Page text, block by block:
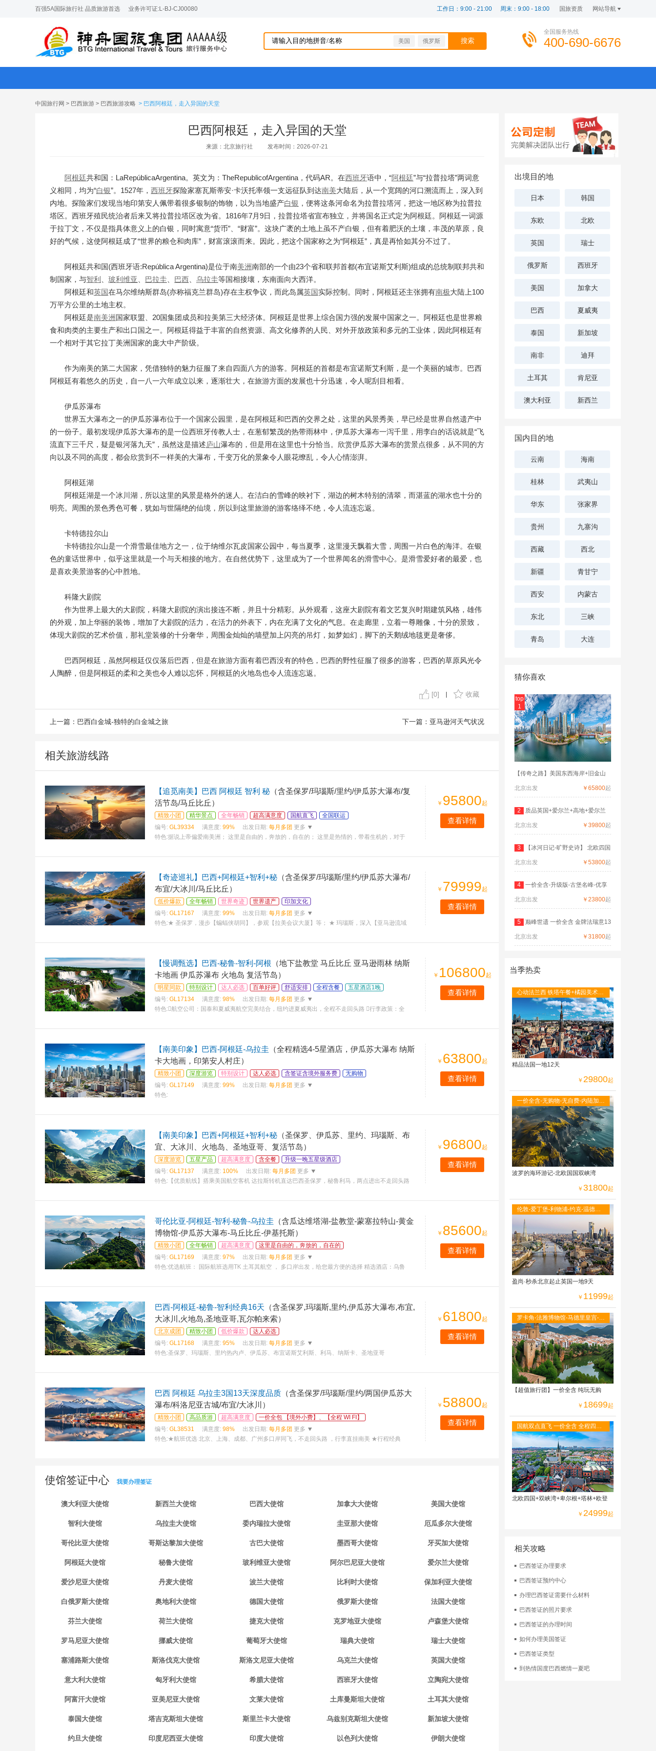
百强5A国际旅行社 品质旅游首选 业务许可证:L-BJ-CJ00080 网站导航
国旅资质
工作日：9:00 - 21:00 周末：9:00 - 18:00
美国 俄罗斯
全国服务热线
400-690-6676
中国旅行网 > 巴西旅游 > 巴西旅游攻略 > 巴西阿根廷，走入异国的天堂
巴西阿根廷，走入异国的天堂
来源：北京旅行社 发布时间：2026-07-21
阿根廷共和国：LaRepúblicaArgentina。英文为：TheRepublicofArgentina，代码AR。在西班牙语中，“阿根廷”与“拉普拉塔”两词意
义相同，均为“白银”。1527年， 西班牙探险家塞瓦斯蒂安·卡沃托率领一支远征队到达南美大陆后，从一个宽阔的河口溯流而上，深入到
内地。探险家们发现当地印第安人佩带着很多银制的饰物，以为当地盛产白银 ，便将这条河命名为拉普拉塔河，把这一地区称为拉普拉
塔区。西班牙殖民统治者后来又将拉普拉塔区改为省。1816年7月9日，拉普拉塔省宣布独立，并将国名正式定为阿根廷。阿根廷一词源
于拉丁文，不仅是指具体意义上的白银，同时寓意“货币”、“财富”。这块广袤的土地上虽不产白银，但有着肥沃的土壤，丰茂的草原，良
好的气候，这使阿根廷成了“世界的粮仓和肉库”，财富滚滚而来。因此，把这个国家称之为“阿根廷”，真是再恰如其分不过了。
阿根廷共和国(西班牙语:República Argentina)是位于南美洲南部的一个由23个省和联邦首都(布宜诺斯艾利斯)组成的总统制联邦共和
制国家，与智利 玻利维亚 巴拉圭 巴西 乌拉圭等国相接壤，东南面向大西洋。
阿根廷和英国在马尔维纳斯群岛(亦称福克兰群岛)存在主权争议，而此岛属英国实际控制。同时，阿根廷还主张拥有南极大陆上100
万平方公里的土地主权。
阿根廷是南美洲 国家联盟、20国集团成员和拉美第三大经济体。阿根廷是世界上综合国力强的发展中国家之一。阿根廷也是世界粮
食和肉类的主要生产和出口国之一。阿根廷得益于丰富的自然资源、高文化修养的人民、对外开放政策和多元的工业体，因此阿根廷有
一个相对于其它拉丁美洲国家的庞大中产阶级。
作为南美的第二大国家，凭借独特的魅力征服了来自四面八方的游客。阿根廷的首都是布宜诺斯艾利斯，是一个美丽的城市。巴西
阿根廷有着悠久的历史，自一八一六年成立以来，逐渐壮大，在旅游方面的发展也十分迅速，令人呢刮目相看。
伊瓜苏瀑布
世界五大瀑布之一的伊瓜苏瀑布位于一个国家公园里，是在阿根廷和巴西的交界之处，这里的风景秀美，早已经是世界自然遗产中
的一份子。最初发现伊瓜苏大瀑布的是一位西班牙传教人士，在葱郁繁茂的热带雨林中，伊瓜苏大瀑布一泻千里，用李白的话说就是“飞
流直下三千尺，疑是银河落九天”，虽然这是描述庐山瀑布的，但是用在这里也十分恰当。欣赏伊瓜苏大瀑布的赏景点很多，从不同的方
向以及不同的高度，都会欣赏到不一样美的大瀑布，千变万化的景象令人眼花缭乱，令人心情澎湃。
阿根廷湖
阿根廷湖是一个冰川湖，所以这里的风景是格外的迷人。在洁白的雪峰的映衬下，湖边的树木特别的清翠，而湛蓝的湖水也十分的
明亮。周围的景色秀色可餐，犹如与世隔绝的仙境，所以到这里旅游的游客络绎不绝，令人流连忘返。
卡特德拉尔山
卡特德拉尔山是一个滑雪最佳地方之一，位于纳维尔瓦皮国家公园中，每当夏季，这里漫天飘着大雪，周围一片白色的海洋。在银
色的童话世界中，似乎这里就是一个与天相接的地方。在自然优势下，这里成为了一个世界闻名的滑雪中心。是滑雪爱好者的最爱，也
是喜欢美景游客的心中胜地。
科隆大剧院
作为世界上最大的大剧院，科隆大剧院的演出接连不断，并且十分精彩。从外观看，这座大剧院有着文艺复兴时期建筑风格，雄伟
的外观，加上华丽的装饰，增加了大剧院的活力，在活力的外表下，内在充满了文化的气息。在走廊里，立着一尊雕像，十分的景致，
体现大剧院的艺术价值，那礼堂装修的十分奢华，周围金灿灿的墙壁加上闪亮的吊灯，如梦如幻，脚下的天鹅绒地毯更是奢侈。
巴西阿根廷，虽然阿根廷仅仅落后巴西，但是在旅游方面有着巴西没有的特色，巴西的野性征服了很多的游客，巴西的草原风光令
人陶醉，但是阿根廷的柔和之美也令人难以忘怀，阿根廷的火地岛也令人流连忘返。
[0] 收藏
上一篇： 巴西白金城-独特的白金城之旅 下一篇： 亚马逊河天气状况
相关旅游线路
【追觅南美】巴西 阿根廷 智利 秘 （含圣保罗/玛瑙斯/里约/伊瓜苏大瀑布/复
活节岛/马丘比丘）
精致小团 精华景点 全年畅销 超高满意度 国航直飞
全国联运
编号: GL39334 满意度: 99% 出发日期: 每月多团 更多
特色:据说上帝偏爱南美洲； 这里是自由的，奔放的，自在的； 这里是热情的，带着生机的，对于
￥ 95800起
查看详情
【奇迹巡礼】巴西+阿根廷+智利+秘 （含圣保罗/玛瑙斯/里约/伊瓜苏大瀑布/
布宜/大冰川/马丘比丘）
低价爆款 全年畅销 世界奇迹 世界遗产
印加文化
编号: GL17167 满意度: 99% 出发日期: 每月多团 更多
特色:★ 圣保罗，漫步【蝙蝠侠胡同】，参观【拉美会议大厦】等； ★ 玛瑙斯，深入【亚马逊流域
￥ 79999起
查看详情
【慢调甄选】巴西-秘鲁-智利-阿根 （地下盐教堂 马丘比丘 亚马逊雨林 纳斯
卡地画 伊瓜苏瀑布 火地岛 复活节岛）
明星同款 特别设计 达人必选 百单好评 舒适安排 全程含餐
五星酒店1晚
编号: GL17134 满意度: 98% 出发日期: 每月多团 更多
特色: 航空公司：国泰和夏威夷航空完美结合，纽约进夏威夷出，全程不走回头路 行李政策：全
￥ 106800起
查看详情
【南美印象】巴西-阿根廷-乌拉圭 （全程精选4-5星酒店，伊瓜苏大瀑布 纳斯
卡大地画，印第安人村庄）
精致小团 深度游览 特别设计 达人必选 含签证含境外服务费
无购物
编号: GL17149 满意度: 99% 出发日期: 每月多团 更多
特色:
￥ 63800起
查看详情
【南美印象】巴西+阿根廷+智利+秘 （圣保罗、伊瓜苏、里约、玛瑙斯、布
宜、大冰川、火地岛、圣地亚哥、复活节岛）
深度游览 五星产品 超高满意度 含全餐
升级一晚五星级酒店
编号: GL17137 满意度: 100% 出发日期: 每月多团 更多
特色: 【优质航线】搭乘美国航空客机 达拉斯转机直达巴西圣保罗，秘鲁利马，两点进出不走回头路
￥ 96800起
查看详情
哥伦比亚-阿根廷-智利-秘鲁-乌拉圭 （含瓜达维塔湖-盐教堂-蒙塞拉特山-黄金
博物馆-伊瓜苏大瀑布-马丘比丘-伊基托斯）
精致小团 全年畅销 超高满意度
这里是自由的，奔放的，自在的
编号: GL17169 满意度: 97% 出发日期: 每月多团 更多
特色:优选航班： 国际航班选用TK 土耳其航空 ， 多口岸出发，给您最方便的选择 精选酒店：乌鲁
￥ 85600起
查看详情
巴西-阿根廷-秘鲁-智利经典16天 （含圣保罗,玛瑙斯,里约,伊瓜苏大瀑布,布宜,
大冰川,火地岛,圣地亚哥,瓦尔帕来索）
北京成团 精致小团 低价爆款
达人必选
编号: GL17168 满意度: 95% 出发日期: 每月多团 更多
特色:圣保罗、玛瑙斯、里约热内卢、伊瓜苏、布宜诺斯艾利斯、利马、纳斯卡、圣地亚哥
￥ 61800起
查看详情
巴西 阿根廷 乌拉圭3国13天深度品质 （含圣保罗/玛瑙斯/里约/两国伊瓜苏大
瀑布/科洛尼亚古城/布宜/大冰川）
精致小团 高品质游 超高满意度
一价全包 【境外小费】、【全程 WI FI】
编号: GL38531 满意度: 98% 出发日期: 每月多团 更多
特色:★航班优选 北京、上海、成都、广州多口岸同飞，不走回头路 ，行李直挂南美 ★行程经典
￥ 58800起
查看详情
使馆签证中心 我要办理签证
澳大利亚大使馆 新西兰大使馆 巴西大使馆 加拿大大使馆 美国大使馆
智利大使馆 乌拉圭大使馆 委内瑞拉大使馆 圭亚那大使馆 厄瓜多尔大使馆
哥伦比亚大使馆 哥斯达黎加大使馆 古巴大使馆 墨西哥大使馆 牙买加大使馆
阿根廷大使馆 秘鲁大使馆 玻利维亚大使馆 阿尔巴尼亚大使馆 爱尔兰大使馆
爱沙尼亚大使馆 丹麦大使馆 波兰大使馆 比利时大使馆 保加利亚大使馆
白俄罗斯大使馆 奥地利大使馆 德国大使馆 俄罗斯大使馆 法国大使馆
芬兰大使馆 荷兰大使馆 捷克大使馆 克罗地亚大使馆 卢森堡大使馆
罗马尼亚大使馆 挪威大使馆 葡萄牙大使馆 瑞典大使馆 瑞士大使馆
塞浦路斯大使馆 斯洛伐克大使馆 斯洛文尼亚大使馆 乌克兰大使馆 英国大使馆
意大利大使馆 匈牙利大使馆 希腊大使馆 西班牙大使馆 立陶宛大使馆
阿富汗大使馆 亚美尼亚大使馆 文莱大使馆 土库曼斯坦大使馆 土耳其大使馆
泰国大使馆 塔吉克斯坦大使馆 斯里兰卡大使馆 乌兹别克斯坦大使馆 新加坡大使馆
约旦大使馆 印度尼西亚大使馆 印度大使馆 以色列大使馆 伊朗大使馆
出境目的地
日本 韩国
东欧 北欧
英国 瑞士
俄罗斯 西班牙
美国 加拿大
巴西 夏威夷
泰国 新加坡
南非 迪拜
土耳其 肯尼亚
澳大利亚 新西兰
国内目的地
云南 海南
桂林 武夷山
华东 张家界
贵州 九寨沟
西藏 西北
新疆 青甘宁
西安 内蒙古
东北 三峡
青岛 大连
猜你喜欢
top
1
【传奇之路】美国东西海岸+旧金山
北京出发 ￥65800起
2 质品英国+爱尔兰+高地+爱尔兰
深度
北京出发 ￥39800起
3 【冰河日记-旷野史诗】 北欧四国
双
北京出发 ￥53800起
4 一价全含-升级版-古堡名峰-优享
德
北京出发 ￥23800起
5 巅峰世遗 一价全含 金牌法瑞意13
日
北京出发 ￥31800起
当季热卖
心动法兰西 铁塔午餐+橘园美术馆
+圣米歇尔山+图卢茨航空馆+卡尔
卡松城堡
精品法国一地12天
￥ 29800起
一价全含-无购物-无自费-内陆加飞
不走回头路-双点进出-峡湾游船-观
光小火车
波罗的海环游记-北欧国国双峡湾
￥ 31800起
伦敦-爱丁堡-利物浦-约克-温德米
尔湖区-牛津大学-莎士比亚故居-伦
敦自由活动
盈尚·秒杀北京起止英国一地9天
￥ 11999起
罗卡角-法雅博物馆-马德里皇宫-阿
尔罕布拉宫-古城托莱多-全程当地
四星级酒店
【超值旅行团】一价全含 纯玩无购
￥ 18699起
国航双点直飞 一价全含 全程四星
酒店 免费WIFI 二人游轮内舱 六菜
一汤
北欧四国+双峡湾+卑尔根+塔林+欧登
￥ 24999起
相关攻略
巴西签证办理要求
巴西签证预约中心
办理巴西签证需要什么材料
巴西签证的照片要求
巴西签证的办理时间
如何办理美国签证
巴西签证类型
到热情国度巴西燃情一夏吧